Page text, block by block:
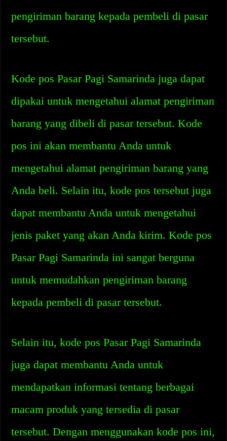
pengiriman barang kepada pembeli di pasar
tersebut.
Kode pos Pasar Pagi Samarinda juga dapat
dipakai untuk mengetahui alamat pengiriman
barang yang dibeli di pasar tersebut. Kode
pos ini akan membantu Anda untuk
mengetahui alamat pengiriman barang yang
Anda beli. Selain itu, kode pos tersebut juga
dapat membantu Anda untuk mengetahui
jenis paket yang akan Anda kirim. Kode pos
Pasar Pagi Samarinda ini sangat berguna
untuk memudahkan pengiriman barang
kepada pembeli di pasar tersebut.
Selain itu, kode pos Pasar Pagi Samarinda
juga dapat membantu Anda untuk
mendapatkan informasi tentang berbagai
macam produk yang tersedia di pasar
tersebut. Dengan menggunakan kode pos ini,